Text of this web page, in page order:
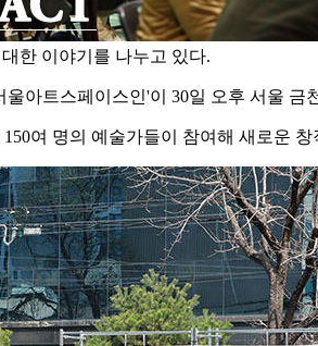
한 이야기를 나누고 있다.
아트스페이스인'이 30일 오후 서울
여 명의 예술가들이 참여해 새로운